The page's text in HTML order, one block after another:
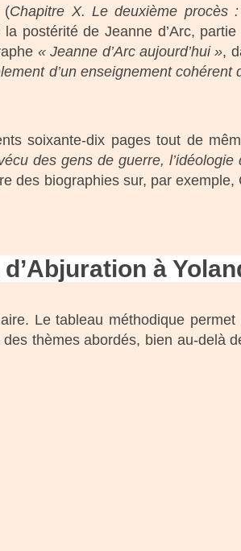
(Chapitre X. Le deuxième procès
postérité de Jeanne d’Arc,
« Jeanne d’Arc aujourd’hui »,
d’un enseignement cohérent
soixante-dix pages tout de
des gens de guerre, l’idéologie
des biographies sur, par
à
Le tableau méthodique
thèmes abordés, bien au-delà